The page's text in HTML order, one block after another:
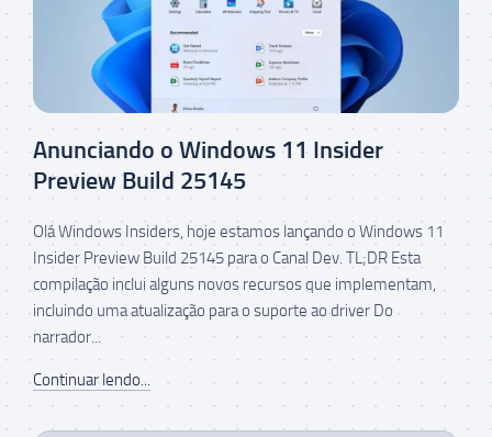
Anunciando o Windows 11 Insider
Preview Build 25145
Olá Windows Insiders, hoje estamos lançando o Windows 11
Insider Preview Build 25145 para o Canal Dev. TL;DR Esta
compilação inclui alguns novos recursos que implementam,
incluindo uma atualização para o suporte ao driver Do
narrador...
Continuar lendo...